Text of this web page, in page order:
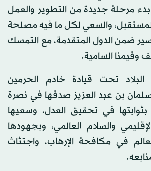
بدء مرحلة جديدة من التطوير والعمل
والسعي لكل ما فيه مصلحة
ضمن الدول المتقدمة، مع التمسك
وقيمنا السامية.
تحت قيادة خادم الحرمين
بن عبد العزيز صدقها في نصرة
في تحقيق العدل، وسعيها
والسلام العالمي، وبجهودها
في مكافحة الإرهاب، واجتثاث